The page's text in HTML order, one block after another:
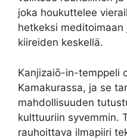
joka houkuttelee
hetkeksi
kiireiden keskellä.
Kanjizaiō-in-temppeli
Kamakurassa, ja se
mahdollisuuden
kulttuuriin syvemmin.
rauhoittava ilmapiiri